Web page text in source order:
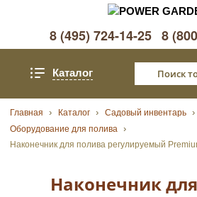
8 (495) 724-14-25 8
Каталог
Главная Каталог
Садовый инвентарь
Оборудование для полива
Наконечник для полива регулируемый
Наконечник